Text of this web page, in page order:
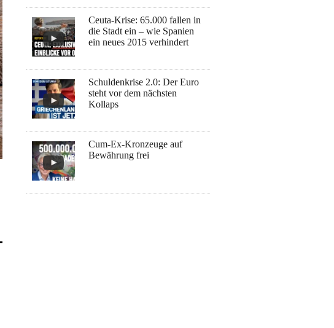
Ceuta-Krise: 65.000 fallen in
die Stadt ein – wie Spanien
ein neues 2015 verhindert
Schuldenkrise 2.0: Der Euro
steht vor dem nächsten
Kollaps
Cum-Ex-Kronzeuge auf
Bewährung frei